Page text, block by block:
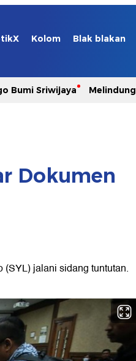
Kolom Blak blakan
Bumi Sriwijaya
Dokumen
(SYL) jalani sidang tuntutan.